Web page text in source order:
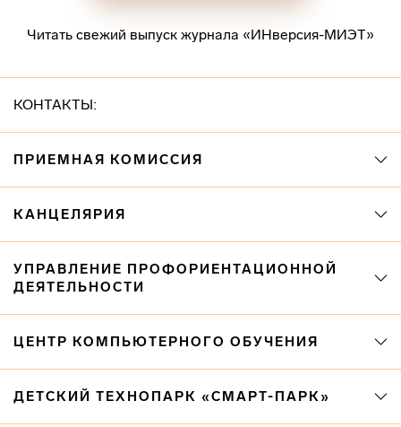
Читать свежий выпуск журнала «ИНверсия-МИЭТ»
КОНТАКТЫ:
ПРИЕМНАЯ КОМИССИЯ
КАНЦЕЛЯРИЯ
УПРАВЛЕНИЕ ПРОФОРИЕНТАЦИОННОЙ
ДЕЯТЕЛЬНОСТИ
ЦЕНТР КОМПЬЮТЕРНОГО ОБУЧЕНИЯ
ДЕТСКИЙ ТЕХНОПАРК «СМАРТ-ПАРК»